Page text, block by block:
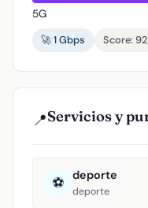
5G
🚀 1 Gbps
Score:
📍Servicios y
⚽ deporte
deporte